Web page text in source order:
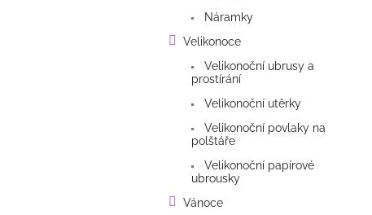
Náramky
Velikonoce
Velikonoční ubrusy a
prostírání
Velikonoční utěrky
Velikonoční povlaky na
polštáře
Velikonoční papírové
ubrousky
Vánoce